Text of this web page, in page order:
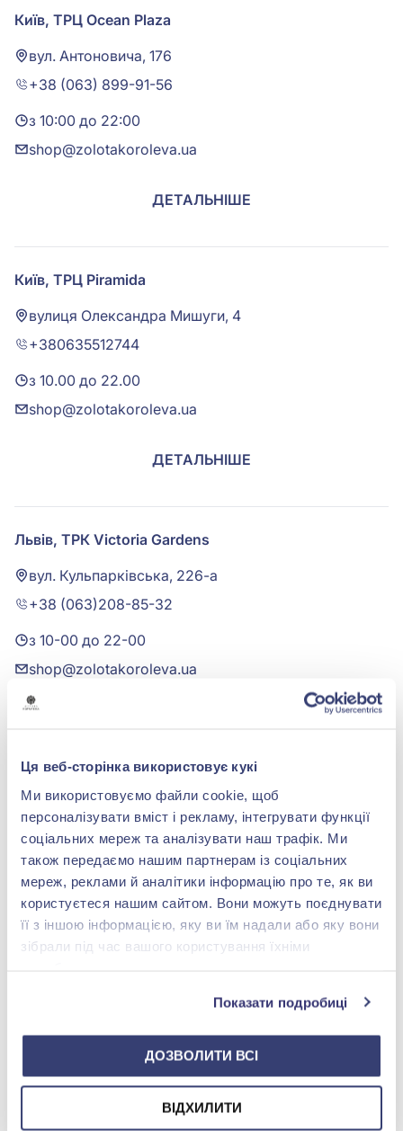
Ця веб-сторінка використовує кукі
Ми використовуємо файли cookie, щоб
персоналізувати вміст і рекламу, інтегрувати функції
соціальних мереж та аналізувати наш трафік. Ми
також передаємо нашим партнерам із соціальних
мереж, реклами й аналітики інформацію про те, як ви
користуєтеся нашим сайтом. Вони можуть поєднувати
її з іншою інформацією, яку ви їм надали або яку вони
зібрали під час вашого користування їхніми
Показати подробиці
ДОЗВОЛИТИ ВСІ
ВІДХИЛИТИ
Київ, ТРЦ Ocean Plaza
вул. Антоновича, 176
+38 (063) 899-91-56
з 10:00 до 22:00
shop@zolotakoroleva.ua
ДЕТАЛЬНІШЕ
Київ, ТРЦ Piramida
вулиця Олександра Мишуги, 4
+380635512744
з 10.00 до 22.00
shop@zolotakoroleva.ua
ДЕТАЛЬНІШЕ
Львів, ТРК Victoria Gardens
вул. Кульпарківська, 226-а
+38 (063)208-85-32
з 10-00 до 22-00
shop@zolotakoroleva.ua
Одеса, ТРЦ Сіті Центр
пр. Небесної Сотні 2
+38 (063)684-65-72
з 10.00 до 21.00
shop@zolotakoroleva.ua
+380 (93) 814 70 92 острів